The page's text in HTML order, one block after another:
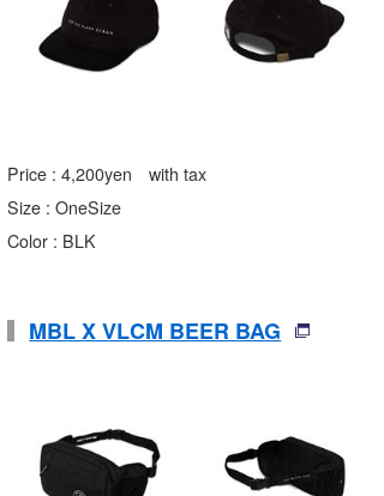
Price : 4,200yen with tax
Size : OneSize
Color : BLK
MBL X VLCM BEER BAG